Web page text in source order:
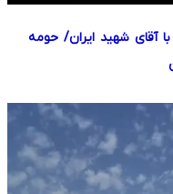
با آقای شهید ایران/ حومه